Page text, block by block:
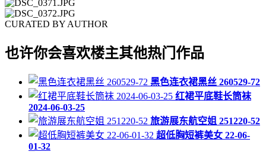
CURATED BY AUTHOR
也许你会喜欢楼主其他热门作品
黑色连衣裙黑丝 260529-72
红裙平底鞋长筒袜
2024-06-03-25
旅游展东航空姐 251220-52
超低胸短裤美女 22-06-
01-32